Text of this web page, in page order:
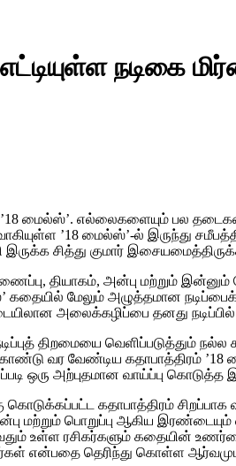
நடிகை
மைல்ஸ்’. எல்லைகளையும் பல
’18 மைல்ஸ்’-ல் இருந்து
சித்து குமார்
தியாகம், அன்பு மற்றும் இன்னும்
கதையில் மேலும் அழுத்தமான
அலைக்கழிப்பை தனது
“நடிப்புத் திறமையை
வர வேண்டிய கதாபாத்திரம் ’18
ஒரு அற்புதமான வாய்ப்பு கொடுத்த
கொடுக்கப்பட்ட கதாபாத்திரம்
மற்றும் பொறுப்பு ஆகிய
உள்ள ரசிகர்களும் கதையின்
என்பதை தெரிந்து கொள்ள